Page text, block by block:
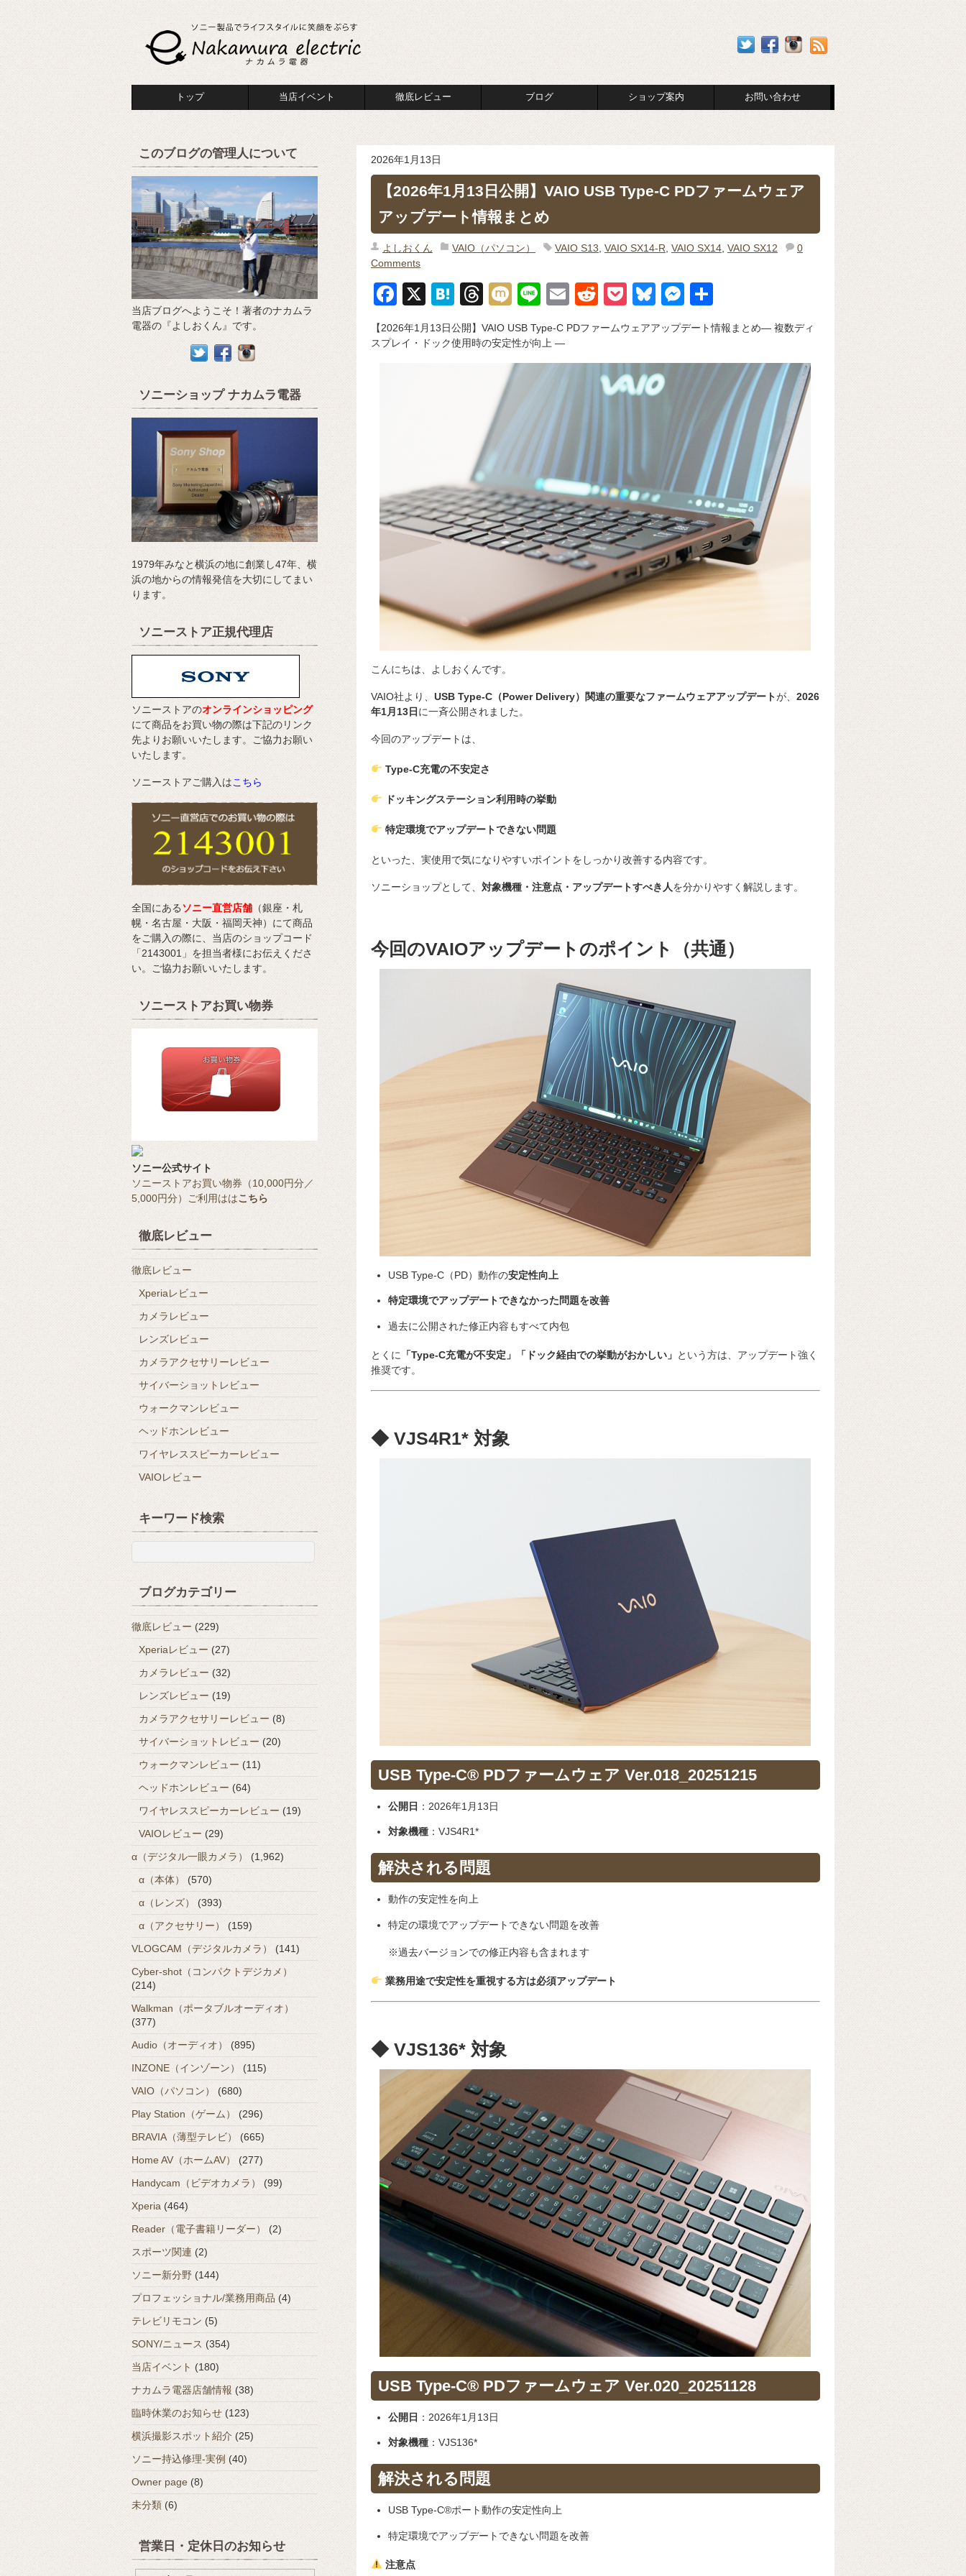
トップ 当店イベント 徹底レビュー ブログ ショップ案内 お問い合わせ
2026年1月13日
【2026年1月13日公開】VAIO USB Type-C PDファームウェア
アップデート情報まとめ
よしおくん VAIO（パソコン） VAIO S13 VAIO SX14-R VAIO SX14, VAIO SX12
0
Comments
F
a
c
X
H
at
e
T
e
s
M
Li
e
E
ail
R
di
t
P
ck
et
Bl
e
sk
y
M
ss
e
g
er
有
【2026年1月13日公開】VAIO USB Type-C PDファームウェアアップデート情報まとめ― 複数ディ
スプレイ・ドック使用時の安定性が向上 ―
こんにちは、よしおくんです。
VAIO社より、 USB Type-C（Power Delivery）関連の重要なファームウェアアップデートが、 2026
年1月13日 に一斉公開されました。
今回のアップデートは、
Type-C充電の不安定さ
ドッキングステーション利用時の挙動
特定環境でアップデートできない問題
といった、実使用で気になりやすいポイントをしっかり改善する内容です。
ソニーショップとして、 対象機種・注意点・アップデートすべき人を分かりやすく解説します。
今回のVAIOアップデートのポイント（共通）
USB Type-C（PD）動作の安定性向上
特定環境でアップデートできなかった問題を改善
過去に公開された修正内容もすべて内包
とくに 「Type-C充電が不安定」「ドック経由での挙動がおかしい」 という方は、アップデート強く
推奨です。
◆ VJS4R1* 対象
USB Type-C® PDファームウェア Ver.018_20251215
公開日 ：2026年1月13日
対象機種：VJS4R1*
解決される問題
動作の安定性を向上
特定の環境でアップデートできない問題を改善
※過去バージョンでの修正内容も含まれます
業務用途で安定性を重視する方は必須アップデート
◆ VJS136* 対象
USB Type-C® PDファームウェア Ver.020_20251128
公開日 ：2026年1月13日
対象機種：VJS136*
解決される問題
USB Type-C®ポート動作の安定性向上
特定環境でアップデートできない問題を改善
注意点
このブログの管理人について
当店ブログへようこそ！著者のナカムラ
電器の『よしおくん』です。
ソニーショップ ナカムラ電器
1979年みなと横浜の地に創業し47年、横
浜の地からの情報発信を大切にしてまい
ります。
ソニーストア正規代理店
ソニーストアのオンラインショッピング
にて商品をお買い物の際は下記のリンク
先よりお願いいたします。ご協力お願い
いたします。
ソニーストアご購入はこちら
全国にあるソニー直営店舗 （銀座・札
幌・名古屋・大阪・福岡天神）にて商品
をご購入の際に、当店のショップコード
「2143001」を担当者様にお伝えくださ
い。ご協力お願いいたします。
ソニーストアお買い物券
ソニー公式サイト
ソニーストアお買い物券（10,000円分／
5,000円分）ご利用ははこちら
徹底レビュー
徹底レビュー
Xperiaレビュー
カメラレビュー
レンズレビュー
カメラアクセサリーレビュー
サイバーショットレビュー
ウォークマンレビュー
ヘッドホンレビュー
ワイヤレススピーカーレビュー
VAIOレビュー
キーワード検索
ブログカテゴリー
徹底レビュー (229)
Xperiaレビュー(27)
カメラレビュー (32)
レンズレビュー (19)
カメラアクセサリーレビュー (8)
サイバーショットレビュー (20)
ウォークマンレビュー (11)
ヘッドホンレビュー (64)
ワイヤレススピーカーレビュー (19)
VAIOレビュー (29)
α（デジタル一眼カメラ）
(1,962)
α（本体）
(570)
α（レンズ）
(393)
α（アクセサリー）
(159)
VLOGCAM（デジタルカメラ）
(141)
Cyber-shot（コンパクトデジカメ）
(214)
Walkman（ポータブルオーディオ）
(377)
Audio（オーディオ）
(895)
INZONE（インゾーン）
(115)
VAIO（パソコン）
(680)
Play Station（ゲーム）
(296)
BRAVIA（薄型テレビ）
(665)
Home AV（ホームAV）
(277)
Handycam（ビデオカメラ）
(99)
Xperia (464)
Reader（電子書籍リーダー）
(2)
スポーツ関連 (2)
ソニー新分野 (144)
プロフェッショナル/業務用商品 (4)
テレビリモコン (5)
SONY/ニュース (354)
当店イベント (180)
ナカムラ電器店舗情報 (38)
臨時休業のお知らせ (123)
横浜撮影スポット紹介 (25)
ソニー持込修理-実例 (40)
Owner page (8)
未分類 (6)
営業日・定休日のお知らせ